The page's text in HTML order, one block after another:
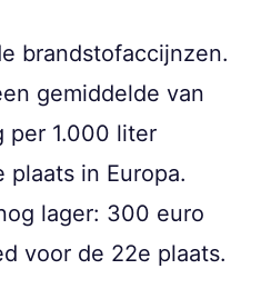
brandstofaccijnzen.
gemiddelde van
per 1.000 liter
in Europa.
lager: 300 euro
voor de 22e plaats.